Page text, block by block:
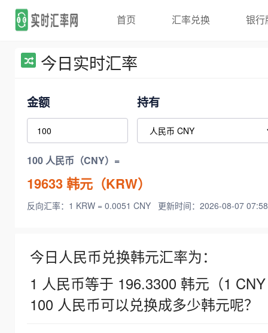
首页 汇率兑换 银行
今日实时汇率
金额 持有
100 人民币（CNY）=
19633韩元（KRW）
反向汇率：1 KRW = 0.0051 CNY 更新时间：2026-08-07
今日人民币兑换韩元汇率为：
1 人民币等于 196.3300 韩元（1
100 人民币可以兑换成多少韩元呢？